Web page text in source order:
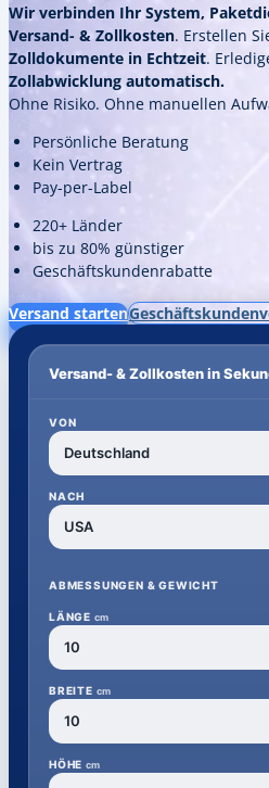
Wir verbinden Ihr System,
Versand- & Zollkosten. Erstellen
Zolldokumente in Echtzeit.
Zollabwicklung automatisch.
Ohne Risiko. Ohne manuellen
Persönliche Beratung
Kein Vertrag
Pay-per-Label
220+ Länder
bis zu 80% günstiger
Geschäftskundenrabatte
Versand starten
Versand- & Zollkosten in
VON
NACH
ABMESSUNGEN & GEWICHT
LÄNGE cm
BREITE cm
HÖHE cm